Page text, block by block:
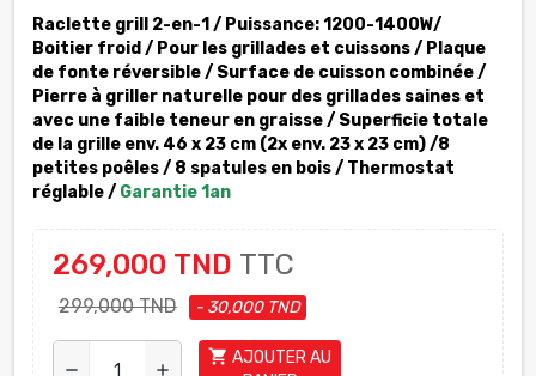
Raclette grill 2-en-1 / Puissance: 1200-1400W/
Boitier froid / Pour les grillades et cuissons / Plaque
de fonte réversible / Surface de cuisson combinée /
Pierre à griller naturelle pour des grillades saines et
avec une faible teneur en graisse / Superficie totale
de la grille env. 46 x 23 cm (2x env. 23 x 23 cm) /8
petites poêles / 8 spatules en bois / Thermostat
réglable / Garantie 1an
269,000 TND TTC
299,000 TND - 30,000 TND
remove add
shopping_cart AJOUTER AU